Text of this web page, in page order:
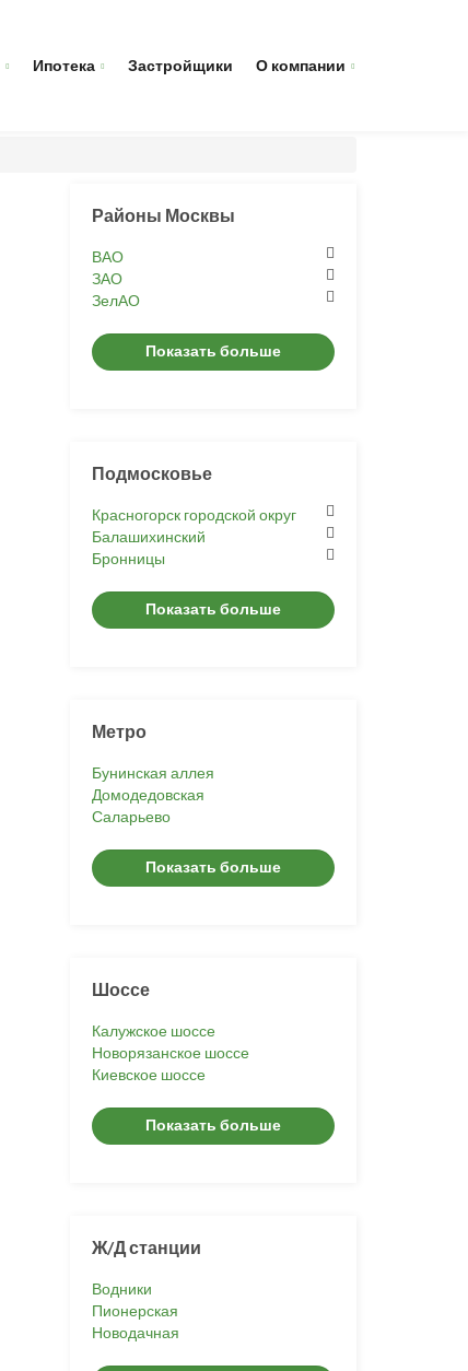
Ипотека Застройщики О компании
Районы Москвы
ВАО
ЗАО
ЗелАО
Показать больше
Подмосковье
Красногорск городской округ
Балашихинский
Бронницы
Показать больше
Метро
Бунинская аллея
Домодедовская
Саларьево
Показать больше
Шоссе
Калужское шоссе
Новорязанское шоссе
Киевское шоссе
Показать больше
Ж/Д станции
Водники
Пионерская
Новодачная